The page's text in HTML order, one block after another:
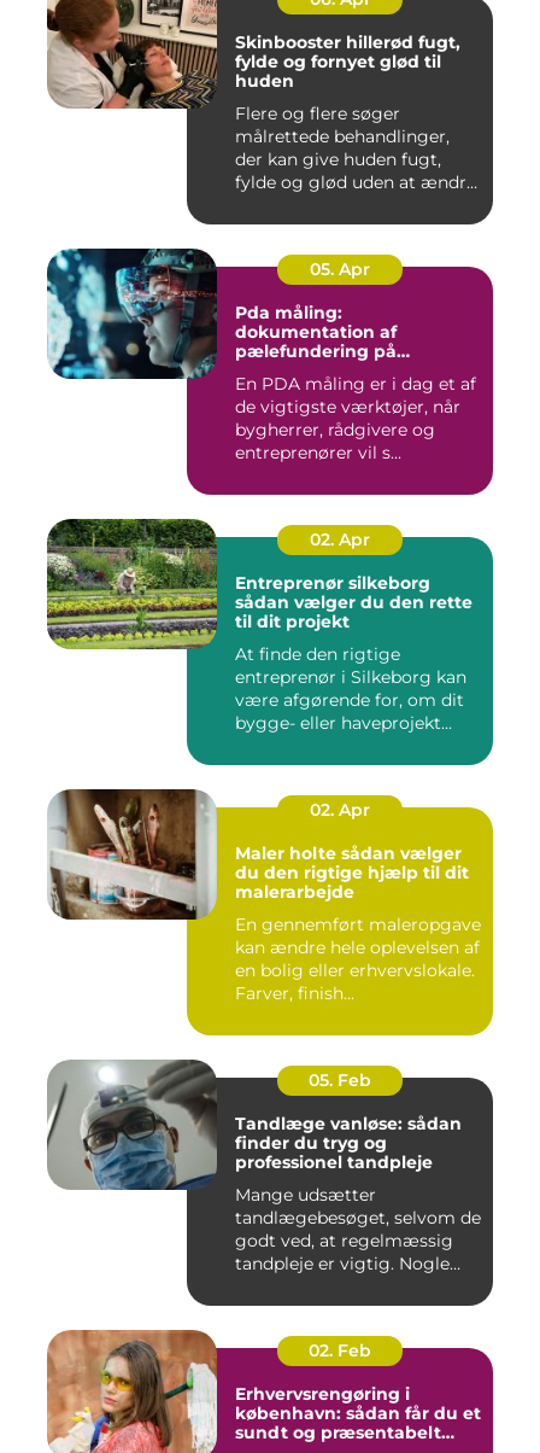
Skinbooster hillerød fugt,
fylde og fornyet glød til
huden
Flere og flere søger
målrettede behandlinger,
der kan give huden fugt,
fylde og glød uden at ændre
05. Apr
Pda måling:
dokumentation af
pælefundering på
En PDA måling er i dag et af
de vigtigste værktøjer, når
bygherrer, rådgivere og
entreprenører vil s...
02. Apr
Entreprenør silkeborg
sådan vælger du den rette
til dit projekt
At finde den rigtige
entreprenør i Silkeborg kan
være afgørende for, om dit
bygge- eller haveprojekt...
02. Apr
Maler holte sådan vælger
du den rigtige hjælp til dit
malerarbejde
En gennemført maleropgave
kan ændre hele oplevelsen af
en bolig eller erhvervslokale.
Farver, finish...
05. Feb
Tandlæge vanløse: sådan
finder du tryg og
professionel tandpleje
Mange udsætter
tandlægebesøget, selvom de
godt ved, at regelmæssig
tandpleje er vigtig. Nogle
02. Feb
Erhvervsrengøring i
københavn: sådan får du et
sundt og præsentabelt